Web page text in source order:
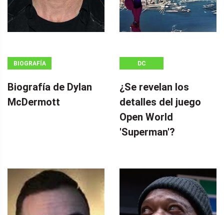
BIOGRAFÍA
Biografía de Dylan
McDermott
DC
¿Se revelan los
detalles del juego
Open World
'Superman'?